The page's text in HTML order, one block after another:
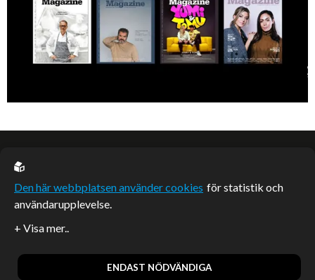
EU casino
Artiklar publicerade på webbplatsen som inte är märkta
redaktionellt är betalda samarbeten.
Den här webbplatsen använder cookies för statistik och
användarupplevelse.
ENDAST NÖDVÄNDIGA